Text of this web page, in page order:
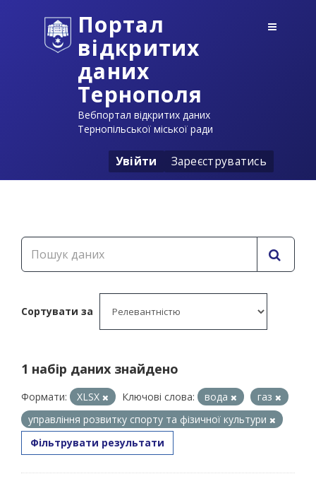
Портал
відкритих
даних
Тернополя
Вебпортал відкритих даних
Тернопільської міської ради
Увійти Зареєструватись
Сортувати за
1 набір даних знайдено
Формати: XLSX Ключові слова: вода
газ
управління розвитку спорту та фізичної культури
Фільтрувати результати